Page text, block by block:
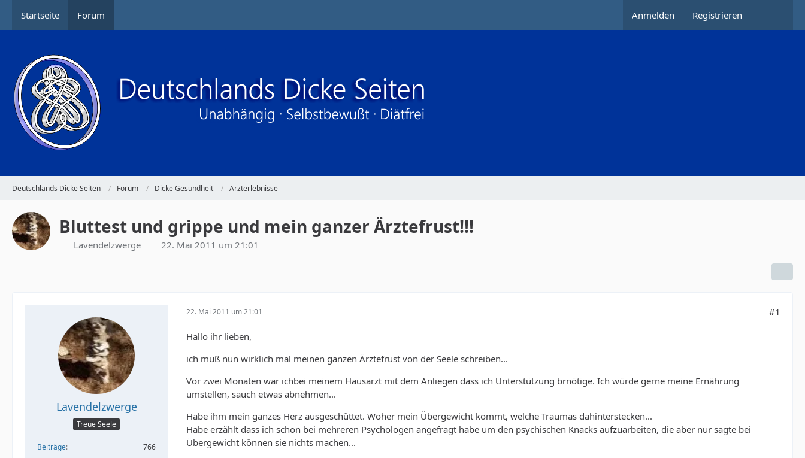
Startseite Forum Anmelden Registrieren
Deutschlands Dicke Seiten Forum Dicke Gesundheit Arzterlebnisse
Bluttest und grippe und mein ganzer Ärztefrust!!!
Lavendelzwerge 22. Mai 2011 um 21:01
Lavendelzwerge
Treue Seele
Beiträge 766
22. Mai 2011 um 21:01 #1
Hallo ihr lieben,
ich muß nun wirklich mal meinen ganzen Ärztefrust von der Seele schreiben...
Vor zwei Monaten war ichbei meinem Hausarzt mit dem Anliegen dass ich Unterstützung brnötige. Ich würde gerne meine Ernährung
umstellen, sauch etwas abnehmen...
Habe ihm mein ganzes Herz ausgeschüttet. Woher mein Übergewicht kommt, welche Traumas dahinterstecken...
Habe erzählt dass ich schon bei mehreren Psychologen angefragt habe um den psychischen Knacks aufzuarbeiten, die aber nur sagte bei
Übergewicht können sie nichts machen...